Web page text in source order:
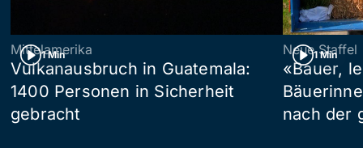
1 Min
Mittelamerika
Vulkanausbruch in Guatemala:
1400 Personen in Sicherheit
gebracht
1 Min
Neue Staffel
«Bauer,
nach der